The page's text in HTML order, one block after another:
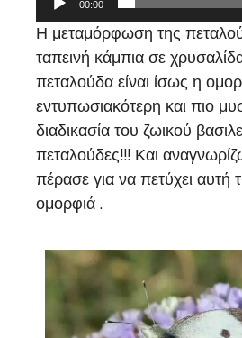
00:00
Η μεταμόρφωση της
ταπεινή κάμπια σε
πεταλούδα είναι ίσως η
εντυπωσιακότερη και πιο
διαδικασία του ζωικού
πεταλούδες!!! Και
πέρασε για να πετύχει αυτή
ομορφιά .